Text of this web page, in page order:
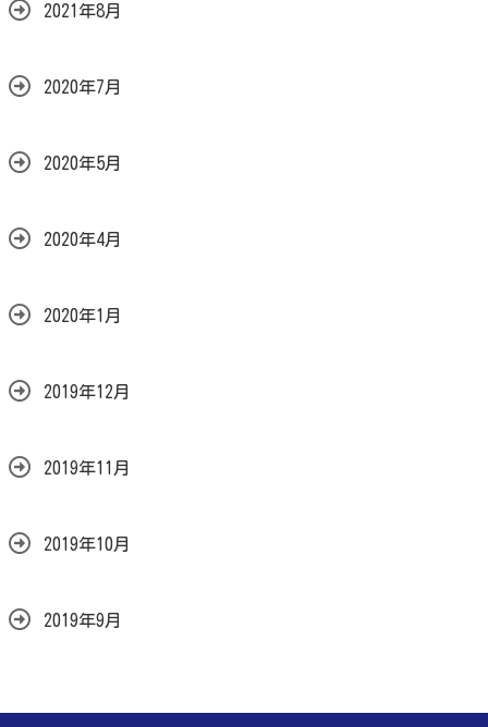
2021年8月
2020年7月
2020年5月
2020年4月
2020年1月
2019年12月
2019年11月
2019年10月
2019年9月